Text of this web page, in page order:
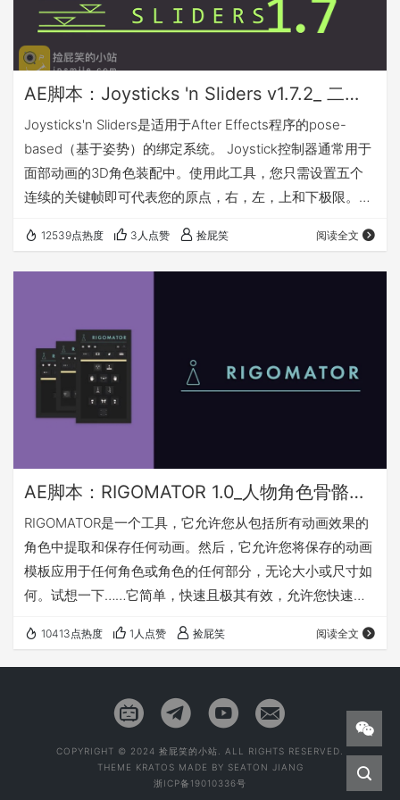
AE脚本：Joysticks 'n Sliders v1.7.2_ 二维卡通角色动画MG绑定控制脚本+教程
Joysticks'n Sliders是适用于After Effects程序的pose-
based（基于姿势）的绑定系统。 Joystick控制器通常用于
面部动画的3D角色装配中。使用此工具，您只需设置五个
连续的关键帧即可代表您的原点，右，左，上和下极限。选
器，以在这些极限值之间适当地插值。 Joysticks'n Sliders
与puppet pins, Limber, BAO Bones, PuppetTools, DUIK,
12539点热度 3人点赞 捡屁笑 阅读全文
AE脚本：RIGOMATOR 1.0_人物角色骨骼动作绑定工具+教程
RIGOMATOR是一个工具，它允许您从包括所有动画效果的
角色中提取和保存任何动画。然后，它允许您将保存的动画
模板应用于任何角色或角色的任何部分，无论大小或尺寸如
何。试想一下……它简单，快速且极其有效，允许您快速向
Duik Bassel，Rubber Hose V2，Limber v1.5和
Joysticks'n Sliders。尝试一下，它会让你大吃一惊。 视频
下目录 Win: C:\Pr…
10413点热度 1人点赞 捡屁笑 阅读全文
COPYRIGHT © 2024 捡屁笑的小站. ALL RIGHTS RESERVED.
THEME KRATOS MADE BY SEATON JIANG
浙ICP备19010336号